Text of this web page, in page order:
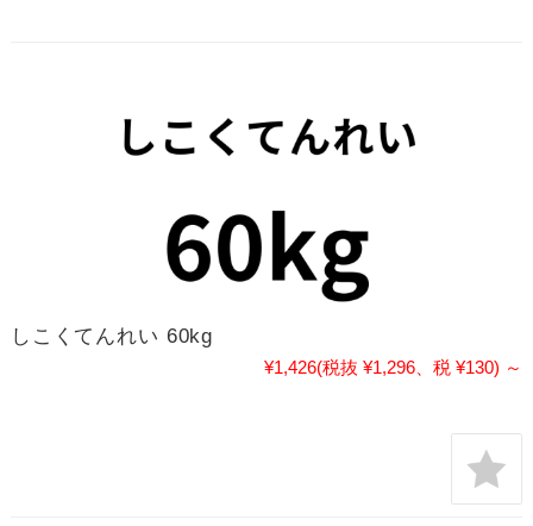
しこくてんれい 60kg
¥1,426(税抜 ¥1,296、税 ¥130) ～